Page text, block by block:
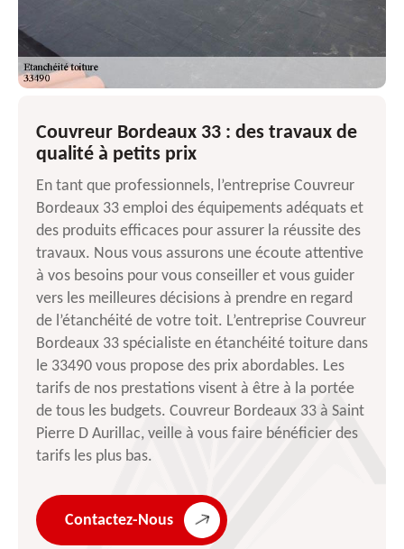
Couvreur Bordeaux 33 : des travaux de
qualité à petits prix
En tant que professionnels, l’entreprise Couvreur
Bordeaux 33 emploi des équipements adéquats et
des produits efficaces pour assurer la réussite des
travaux. Nous vous assurons une écoute attentive
à vos besoins pour vous conseiller et vous guider
vers les meilleures décisions à prendre en regard
de l’étanchéité de votre toit. L’entreprise Couvreur
Bordeaux 33 spécialiste en étanchéité toiture dans
le 33490 vous propose des prix abordables. Les
tarifs de nos prestations visent à être à la portée
de tous les budgets. Couvreur Bordeaux 33 à Saint
Pierre D Aurillac, veille à vous faire bénéficier des
tarifs les plus bas.
Contactez-Nous